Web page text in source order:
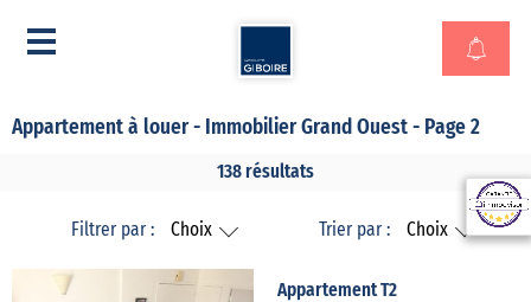
Appartement à louer - Immobilier Grand Ouest - Page 2
138 résultats
Filtrer par : Choix Trier par : Choix
Appartement T2